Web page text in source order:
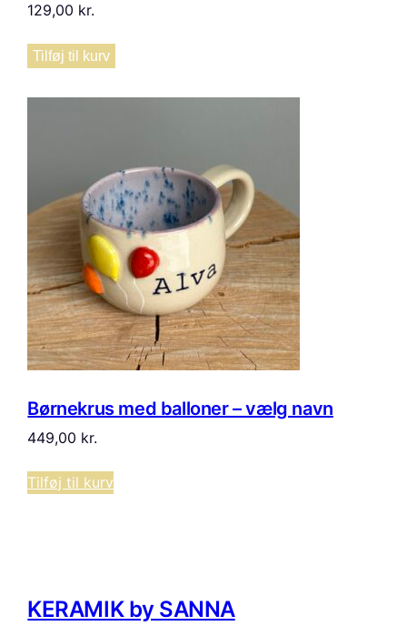
129,00 kr.
Tilføj til kurv
Børnekrus med balloner – vælg navn
449,00 kr.
Tilføj til kurv
KERAMIK by SANNA